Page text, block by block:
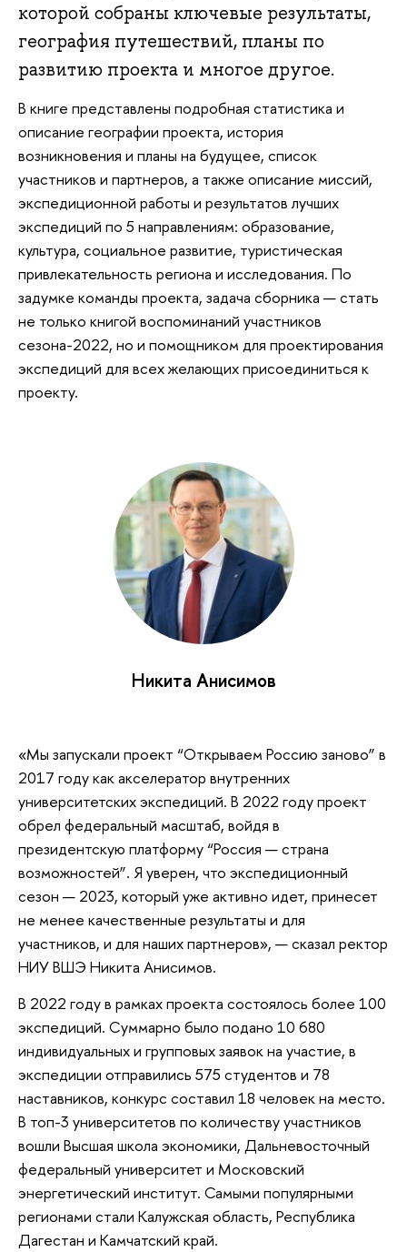
которой собраны ключевые результаты,
география путешествий, планы по
развитию проекта и многое другое.
В книге представлены подробная статистика и
описание географии проекта, история
возникновения и планы на будущее, список
участников и партнеров, а также описание миссий,
экспедиционной работы и результатов лучших
экспедиций по 5 направлениям: образование,
культура, социальное развитие, туристическая
привлекательность региона и исследования. По
задумке команды проекта, задача сборника — стать
не только книгой воспоминаний участников
сезона-2022, но и помощником для проектирования
экспедиций для всех желающих присоединиться к
проекту.
Никита Анисимов
«Мы запускали проект “Открываем Россию заново” в
2017 году как акселератор внутренних
университетских экспедиций. В 2022 году проект
обрел федеральный масштаб, войдя в
президентскую платформу “Россия — страна
возможностей”. Я уверен, что экспедиционный
сезон — 2023, который уже активно идет, принесет
не менее качественные результаты и для
участников, и для наших партнеров», — сказал ректор
НИУ ВШЭ Никита Анисимов.
В 2022 году в рамках проекта состоялось более 100
экспедиций. Суммарно было подано 10 680
индивидуальных и групповых заявок на участие, в
экспедиции отправились 575 студентов и 78
наставников, конкурс составил 18 человек на место.
В топ-3 университетов по количеству участников
вошли Высшая школа экономики, Дальневосточный
федеральный университет и Московский
энергетический институт. Самыми популярными
регионами стали Калужская область, Республика
Дагестан и Камчатский край.